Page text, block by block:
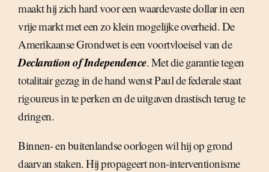
maakt hij zich hard voor een waardevaste dollar in een
vrije markt met een zo klein mogelijke overheid. De
Amerikaanse Grondwet is een voortvloeisel van de
Declaration of Independence. Met die garantie tegen
totalitair gezag in de hand wenst Paul de federale staat
rigoureus in te perken en de uitgaven drastisch terug te
dringen.
Binnen- en buitenlandse oorlogen wil hij op grond
daarvan staken. Hij propageert non-interventionisme